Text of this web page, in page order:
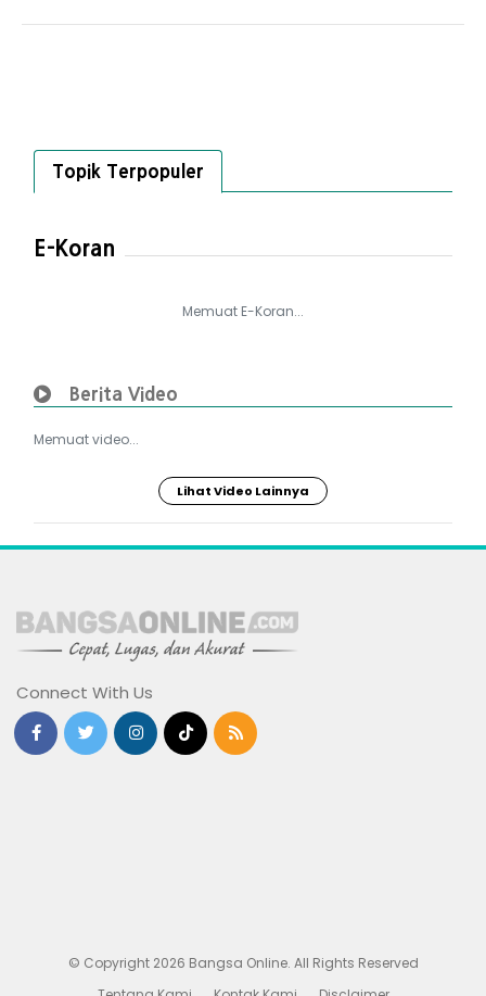
Topik Terpopuler
E-Koran
Memuat E-Koran...
Berita Video
Memuat video...
Lihat Video Lainnya
Connect With Us
© Copyright 2026 Bangsa Online. All Rights Reserved